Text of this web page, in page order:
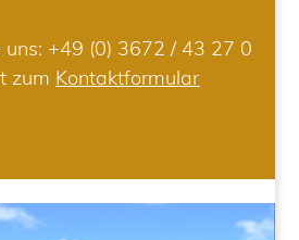
uns: +49 (0) 3672 / 43 27 0
zum Kontaktformular